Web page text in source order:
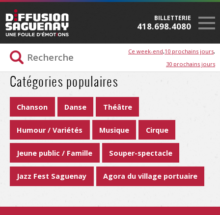
BILLETTERIE
418.698.4080
Ce week-end 10 prochains jours
30 prochains jours
Catégories populaires
Chanson Danse Théâtre
Humour / Variétés Musique Cirque
Jeune public / Famille Souper-spectacle
Jazz Fest Saguenay Agora du village portuaire